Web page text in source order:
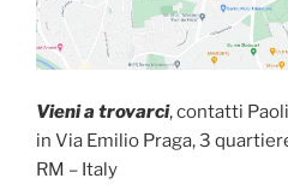
Vieni a trovarci, contatti
in Via Emilio Praga, 3
RM – Italy